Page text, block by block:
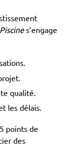
s’engage
qualité.
les délais.
points de
des